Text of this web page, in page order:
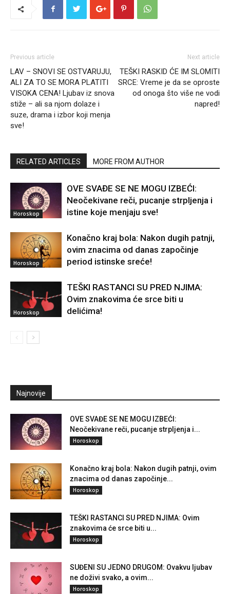
Previous article
LAV – SNOVI SE OSTVARUJU,
ALI ZA TO SE MORA PLATITI
VISOKA CENA! Ljubav iz snova
stiže – ali sa njom dolaze i
suze, drama i izbor koji menja
sve!
Next article
TEŠKI RASKID ĆE IM SLOMITI
SRCE: Vreme je da se oproste
od onoga što više ne vodi
napred!
RELATED ARTICLES MORE FROM AUTHOR
Horoskop
OVE SVAĐE SE NE MOGU IZBEĆI:
Neočekivane reči, pucanje strpljenja i
istine koje menjaju sve!
Horoskop
Konačno kraj bola: Nakon dugih patnji,
ovim znacima od danas započinje
period istinske sreće!
Horoskop
TEŠKI RASTANCI SU PRED NJIMA:
Ovim znakovima će srce biti u
delićima!
Najnovije
OVE SVAĐE SE NE MOGU IZBEĆI:
Neočekivane reči, pucanje strpljenja i...
Horoskop
Konačno kraj bola: Nakon dugih patnji, ovim
znacima od danas započinje...
Horoskop
TEŠKI RASTANCI SU PRED NJIMA: Ovim
znakovima će srce biti u...
Horoskop
SUĐENI SU JEDNO DRUGOM: Ovakvu ljubav
ne doživi svako, a ovim...
Horoskop